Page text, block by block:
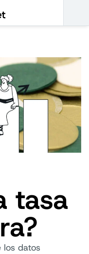
tasa
los datos